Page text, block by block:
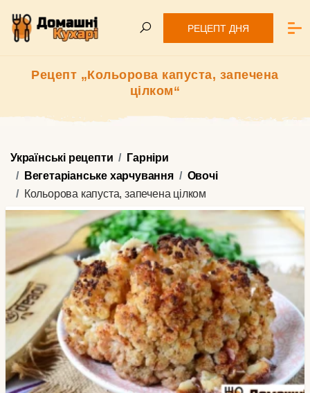
РЕЦЕПТ ДНЯ
Рецепт „Кольорова капуста, запечена
цілком“
Українські рецепти
Гарніри
Вегетаріанське харчування
Овочі
Кольорова капуста, запечена цілком